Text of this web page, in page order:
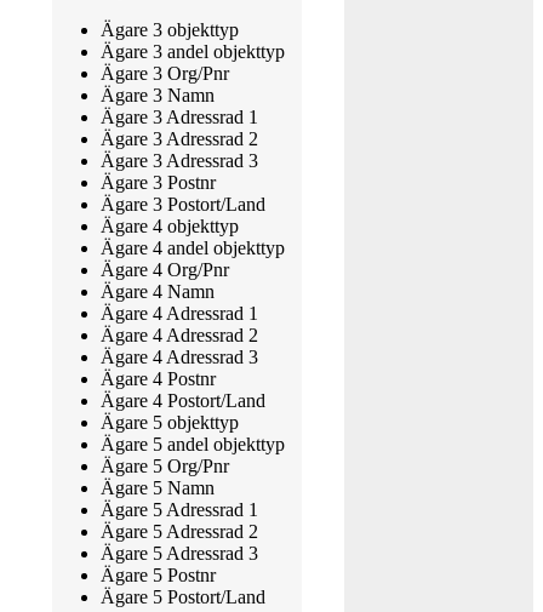
Ägare 3 objekttyp
Ägare 3 andel objekttyp
Ägare 3 Org/Pnr
Ägare 3 Namn
Ägare 3 Adressrad 1
Ägare 3 Adressrad 2
Ägare 3 Adressrad 3
Ägare 3 Postnr
Ägare 3 Postort/Land
Ägare 4 objekttyp
Ägare 4 andel objekttyp
Ägare 4 Org/Pnr
Ägare 4 Namn
Ägare 4 Adressrad 1
Ägare 4 Adressrad 2
Ägare 4 Adressrad 3
Ägare 4 Postnr
Ägare 4 Postort/Land
Ägare 5 objekttyp
Ägare 5 andel objekttyp
Ägare 5 Org/Pnr
Ägare 5 Namn
Ägare 5 Adressrad 1
Ägare 5 Adressrad 2
Ägare 5 Adressrad 3
Ägare 5 Postnr
Ägare 5 Postort/Land